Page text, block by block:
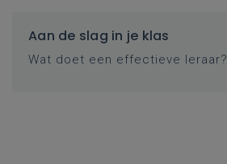
Aan de slag in je klas
Wat doet een effectieve leraar?